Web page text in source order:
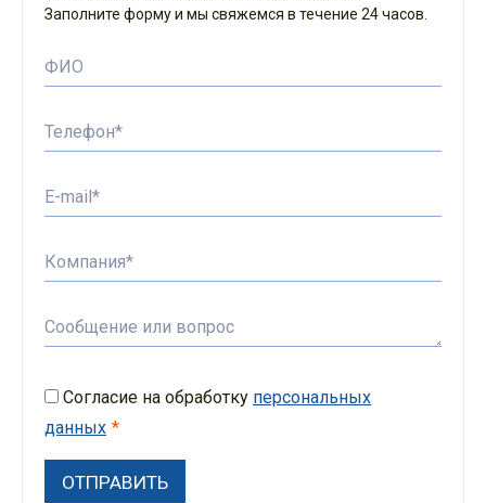
Заполните форму и мы свяжемся в течение 24 часов.
Согласие на обработку персональных
данных